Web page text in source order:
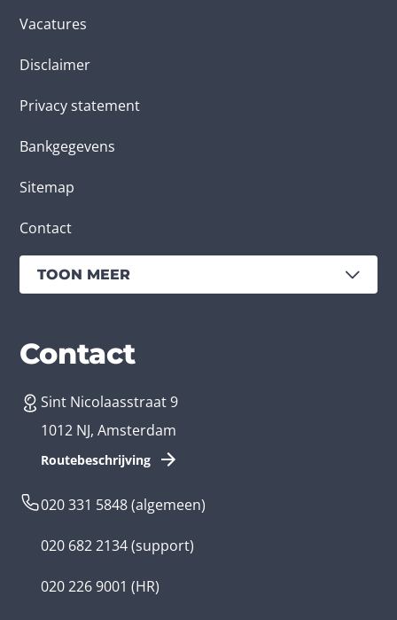
Vacatures
Disclaimer
Privacy statement
Bankgegevens
Sitemap
Contact
TOON MEER
Diensten
App laten maken
Branches
Bedrijfsapp
Contact
Sint Nicolaasstraat 9
1012 NJ, Amsterdam
Routebeschrijving
020 331 5848(algemeen)
020 682 2134(support)
020 226 9001 (HR)